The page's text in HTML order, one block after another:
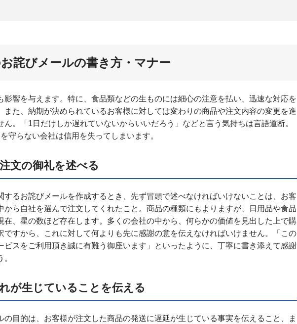
詫びメールの書き方・マナー
影響を与えます。特に、食品類などの生ものには細心の注意を払い、迅速な対応を
また、納期が決められているお客様に対しては変わりの商品や注文内容の変更を進
ん。「1日だけしか遅れていないからいいだろう」などと言う気持ちは言語道断。
守らない会社は信用を失ってしまいます。
文の御礼を述べる
するお詫びメールを作成するとき、先ず冒頭で述べなければいけないことは、お客
から自社を選んで注文してくれたこと。商品の種類にもよりますが、日用品や食品
在、星の数ほど存在します。多くの会社の中から、何らかの価値を見出した上で購
ですから、これに対して何よりも先に感謝の意を伝えなければいけません。「この
ビスをご利用頂き誠に有難う御座います」といったように、丁寧に書き添えて感謝
が生じていることを伝える
の目的は、お客様が注文した商品の発送に遅延が生じている事実を伝えること、ま